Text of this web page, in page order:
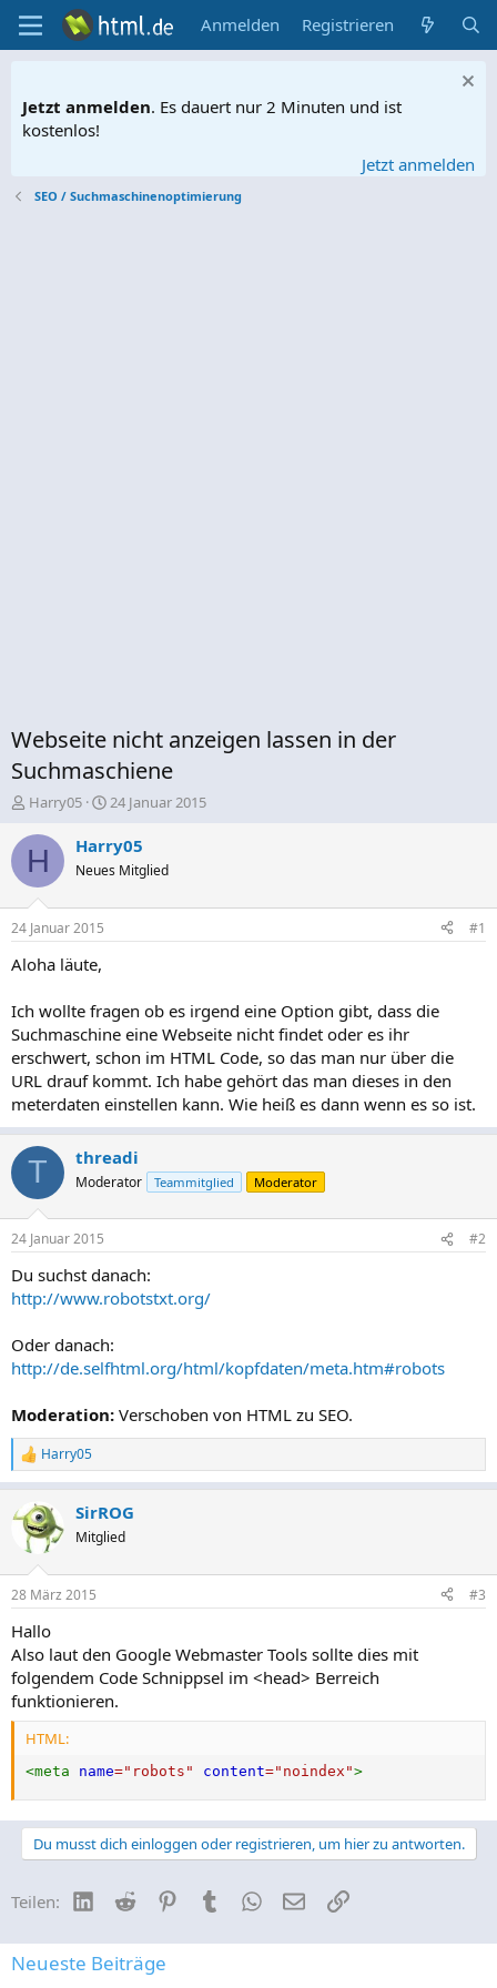
Anmelden Registrieren
Jetzt anmelden. Es dauert nur 2 Minuten und ist
kostenlos!
Jetzt anmelden
SEO / Suchmaschinenoptimierung
Webseite nicht anzeigen lassen in der
Suchmaschiene
E
s
t
e
e
r
Harry05
E
s
t
e
t
24 Januar 2015
H Harry05
Neues Mitglied
24 Januar 2015 #1
Aloha läute,
Ich wollte fragen ob es irgend eine Option gibt, dass die
Suchmaschine eine Webseite nicht findet oder es ihr
erschwert, schon im HTML Code, so das man nur über die
URL drauf kommt. Ich habe gehört das man dieses in den
meterdaten einstellen kann. Wie heiß es dann wenn es so ist.
T threadi
Moderator Teammitglied Moderator
24 Januar 2015 #2
Du suchst danach:
http://www.robotstxt.org/
Oder danach:
http://de.selfhtml.org/html/kopfdaten/meta.htm#robots
Moderation: Verschoben von HTML zu SEO.
R
e
k
n
e
:
Harry05
SirROG
Mitglied
28 März 2015 #3
Hallo
Also laut den Google Webmaster Tools sollte dies mit
folgendem Code Schnippsel im <head> Berreich
funktionieren.
HTML:
<meta name=" robots " content=" noindex ">
Du musst dich einloggen oder registrieren, um hier zu antworten.
Teilen: LinkedIn
Reddit PinterestTumblrWhatsApp
E-MailLink
Neueste Beiträge